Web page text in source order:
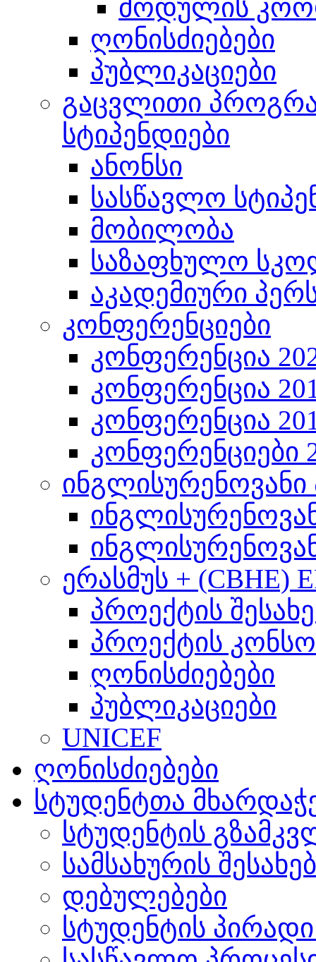
მოდულის
ღონისძიებები
პუბლიკაციები
გაცვლითი
სტიპენდიები
ანონსი
სასწავლო
მობილობა
საზაფხულო
აკადემიური
კონფერენციები
კონფერენცია
კონფერენცია
კონფერენცია
კონფერენციები
ერასმუს + (CBHE)
პროექტის
პროექტის
ღონისძიებები
პუბლიკაციები
UNICEF
ღონისძიებები
სტუდენტთა
სტუდენტის
სამსახურის შესახებ
დებულებები
სტუდენტის